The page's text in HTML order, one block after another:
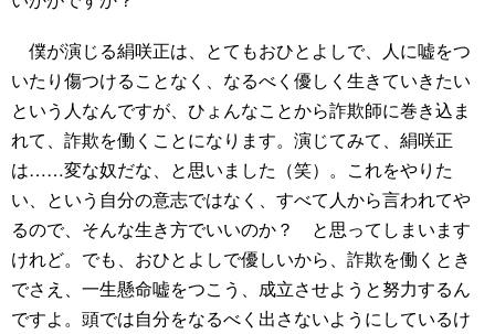
僕が演じる絹咲正は、とてもおひとよしで、人に嘘をつ
いたり傷つけることなく、なるべく優しく生きていきたい
という人なんですが、ひょんなことから詐欺師に巻き込ま
れて、詐欺を働くことになります。演じてみて、絹咲正
は……変な奴だな、と思いました（笑）。これをやりた
い、という自分の意志ではなく、すべて人から言われてや
るので、そんな生き方でいいのか？ と思ってしまいます
けれど。でも、おひとよしで優しいから、詐欺を働くとき
でさえ、一生懸命嘘をつこう、成立させようと努力するん
ですよ。頭では自分をなるべく出さないようにしているけ